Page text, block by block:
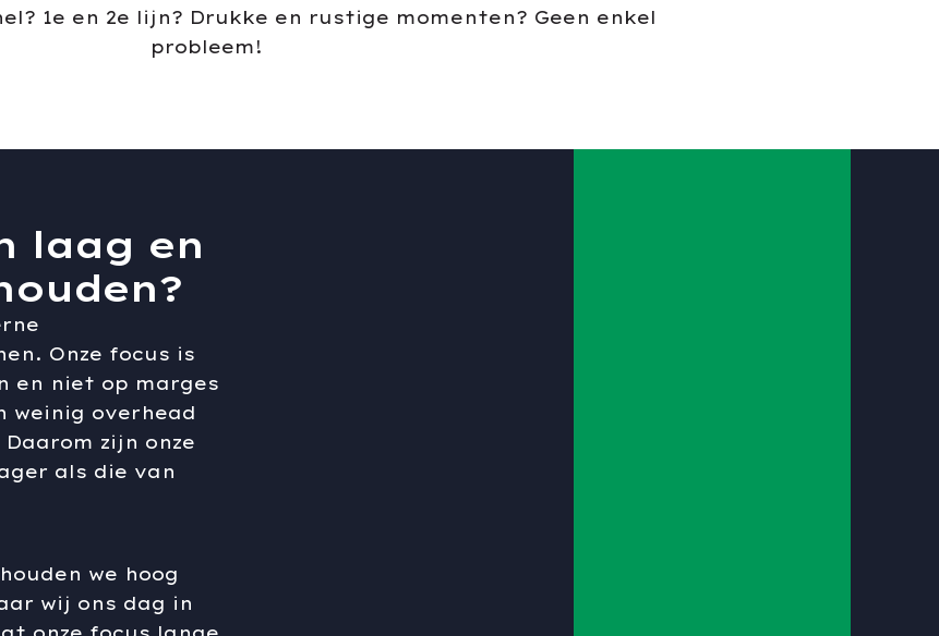
1e en 2e lijn? Drukke en rustige momenten? Geen enkel
probleem!
laag en
Onze focus is
en niet op marges
weinig overhead
zijn onze
als die van
houden we hoog
wij ons dag in